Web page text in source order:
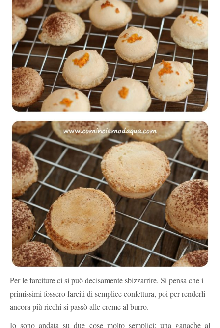
Per le farciture ci si può decisamente sbizzarrire. Si pensa che i
primissimi fossero farciti di semplice confettura, poi per renderli
ancora più ricchi si passò alle creme al burro.
Io sono andata su due cose molto semplici: una ganache al